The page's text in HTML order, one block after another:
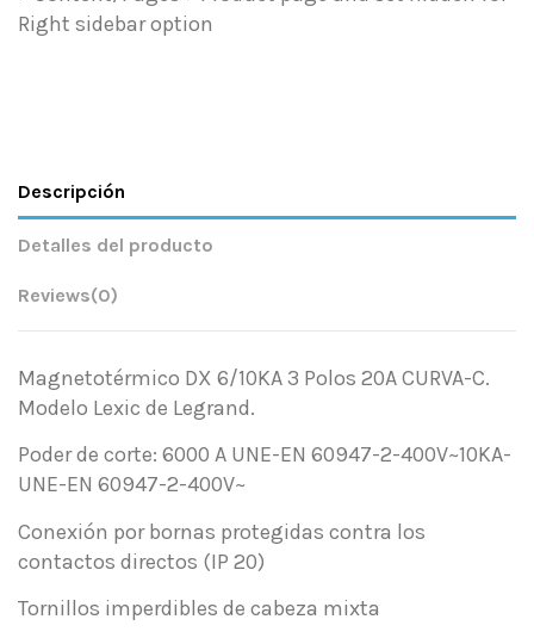
Right sidebar option
Descripción
Detalles del producto
Reviews(0)
Magnetotérmico DX 6/10KA 3 Polos 20A CURVA-C.
Modelo Lexic de Legrand.
Poder de corte: 6000 A UNE-EN 60947-2-400V~10KA-
UNE-EN 60947-2-400V~
Conexión por bornas protegidas contra los
contactos directos (IP 20)
Tornillos imperdibles de cabeza mixta